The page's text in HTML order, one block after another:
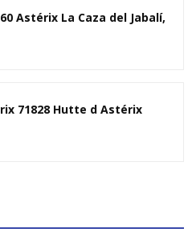
Astérix La Caza del Jabalí,
71828 Hutte d Astérix